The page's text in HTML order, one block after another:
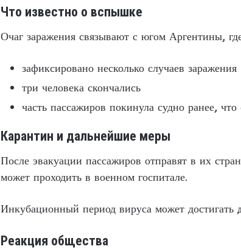
Что известно о вспышке
Очаг заражения связывают с югом Аргентины,
зафиксировано несколько случаев заражения
три человека скончались
часть пассажиров покинула судно ранее,
Карантин и дальнейшие меры
После эвакуации пассажиров отправят в их
может проходить в военном госпитале.
Инкубационный период вируса может достигать
Реакция общества